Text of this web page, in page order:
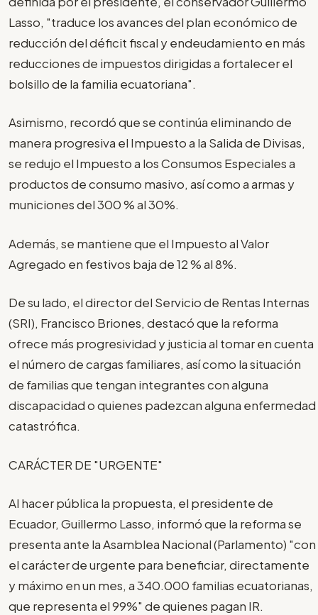
Lasso, "traduce los avances del plan económico de
reducción del déficit fiscal y endeudamiento en más
reducciones de impuestos dirigidas a fortalecer el
bolsillo de la familia ecuatoriana".
Asimismo, recordó que se continúa eliminando de
manera progresiva el Impuesto a la Salida de Divisas,
se redujo el Impuesto a los Consumos Especiales a
productos de consumo masivo, así como a armas y
municiones del 300 % al 30%.
Además, se mantiene que el Impuesto al Valor
Agregado en festivos baja de 12 % al 8%.
De su lado, el director del Servicio de Rentas Internas
(SRI), Francisco Briones, destacó que la reforma
ofrece más progresividad y justicia al tomar en cuenta
el número de cargas familiares, así como la situación
de familias que tengan integrantes con alguna
discapacidad o quienes padezcan alguna enfermedad
catastrófica.
CARÁCTER DE "URGENTE"
Al hacer pública la propuesta, el presidente de
Ecuador, Guillermo Lasso, informó que la reforma se
presenta ante la Asamblea Nacional (Parlamento) "con
el carácter de urgente para beneficiar, directamente
y máximo en un mes, a 340.000 familias ecuatorianas,
que representa el 99%" de quienes pagan IR.